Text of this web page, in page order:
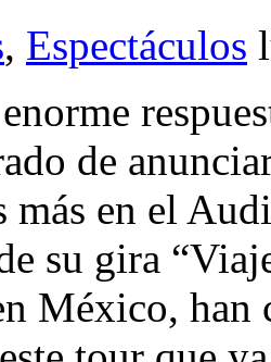
, Espectáculos
de
más en el
su gira
México, han